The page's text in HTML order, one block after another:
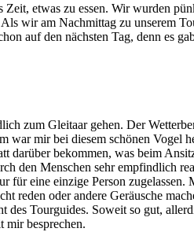
Zeit, etwas zu essen. Wir wurden
wir am Nachmittag zu unserem
auf den nächsten Tag, denn es
zum Gleitaar gehen. Der
war mir bei diesem schönen Vogel
darüber bekommen, was beim
den Menschen sehr empfindlich
für eine einzige Person
reden oder andere Geräusche
des Tourguides. Soweit so gut,
mir besprechen.